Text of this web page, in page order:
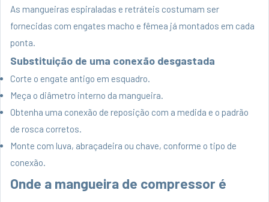
As mangueiras espiraladas e retráteis costumam ser
fornecidas com engates macho e fêmea já montados em cada
ponta.
Substituição de uma conexão desgastada
Corte o engate antigo em esquadro.
Meça o diâmetro interno da mangueira.
Obtenha uma conexão de reposição com a medida e o padrão
de rosca corretos.
Monte com luva, abraçadeira ou chave, conforme o tipo de
conexão.
Onde a mangueira de compressor é